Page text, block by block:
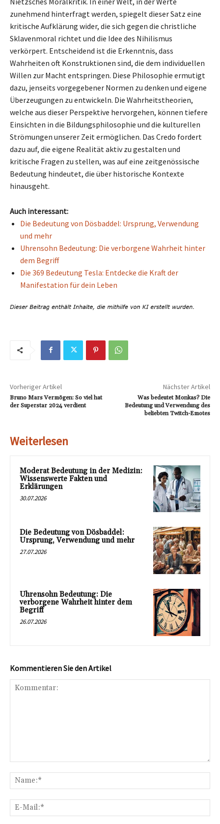
zunehmend hinterfragt werden, spiegelt dieser Satz eine
kritische Aufklärung wider, die sich gegen die christliche
Sklavenmoral richtet und die Idee des Nihilismus
verkörpert. Entscheidend ist die Erkenntnis, dass
Wahrheiten oft Konstruktionen sind, die dem individuellen
Willen zur Macht entspringen. Diese Philosophie ermutigt
dazu, jenseits vorgegebener Normen zu denken und eigene
Überzeugungen zu entwickeln. Die Wahrheitstheorien,
welche aus dieser Perspektive hervorgehen, können tiefere
Einsichten in die Bildungsphilosophie und die kulturellen
Strömungen unserer Zeit ermöglichen. Das Credo fordert
dazu auf, die eigene Realität aktiv zu gestalten und
kritische Fragen zu stellen, was auf eine zeitgenössische
Bedeutung hindeutet, die über historische Kontexte
hinausgeht.
Auch interessant:
Die Bedeutung von Dösbaddel: Ursprung, Verwendung
und mehr
Uhrensohn Bedeutung: Die verborgene Wahrheit hinter
dem Begriff
Die 369 Bedeutung Tesla: Entdecke die Kraft der
Manifestation für dein Leben
Vorheriger Artikel
Bruno Mars Vermögen: So viel hat
der Superstar 2024 verdient
Nächster Artikel
Was bedeutet Monkas? Die
Bedeutung und Verwendung des
beliebten Twitch-Emotes
Weiterlesen
Moderat Bedeutung in der Medizin:
Wissenswerte Fakten und
Erklärungen
30.07.2026
Die Bedeutung von Dösbaddel:
Ursprung, Verwendung und mehr
27.07.2026
Uhrensohn Bedeutung: Die
verborgene Wahrheit hinter dem
Begriff
26.07.2026
Kommentieren Sie den Artikel